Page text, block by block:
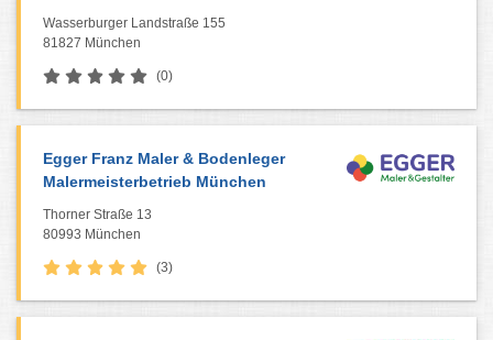
Wasserburger Landstraße 155
81827 München
(0)
Egger Franz Maler & Bodenleger
Malermeisterbetrieb München
Thorner Straße 13
80993 München
(3)